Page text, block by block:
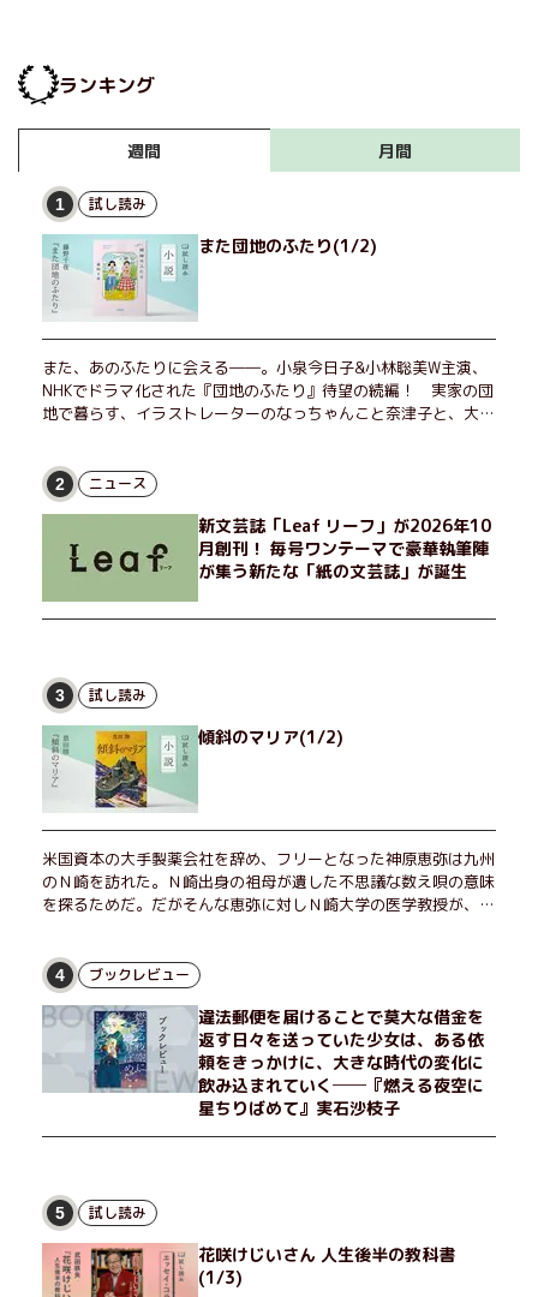
ランキング
週間 月間
1 試し読み
また団地のふたり(1/2)
また、あのふたりに会える――。小泉今日子&小林聡美W主演、
NHKでドラマ化された『団地のふたり』待望の続編！ 実家の団
地で暮らす、イラストレーターのなっちゃんこと奈津子と、大学
げたり、部屋でふたりだけの「台湾映画祭」を催したり。50代
独身、幼なじみの変わらぬ友情とささやかな幸せの日々を描く。
2 ニュース
新文芸誌「Leaf リーフ」が2026年10
月創刊！ 毎号ワンテーマで豪華執筆陣
が集う新たな「紙の文芸誌」が誕生
3 試し読み
傾斜のマリア(1/2)
米国資本の大手製薬会社を辞め、フリーとなった神原恵弥は九州
のＮ崎を訪れた。Ｎ崎出身の祖母が遺した不思議な数え唄の意味
を探るためだ。だがそんな恵弥に対しＮ崎大学の医学教授が、米
恵弥は、まるで影のような存在の博士とまみえることはできるの
か？ そして、唄の歌詞「かたむくマリア」に込められた秘密と
は？ 謎めいたラストが鮮烈な余韻を残すシリーズ第四作！
4 ブックレビュー
違法郵便を届けることで莫大な借金を
返す日々を送っていた少女は、ある依
頼をきっかけに、大きな時代の変化に
飲み込まれていく──『燃える夜空に
星ちりばめて』実石沙枝子
5 試し読み
花咲けじいさん 人生後半の教科書
(1/3)